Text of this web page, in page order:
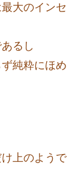
大のインセ
るし
純粋にほめ
上のようで